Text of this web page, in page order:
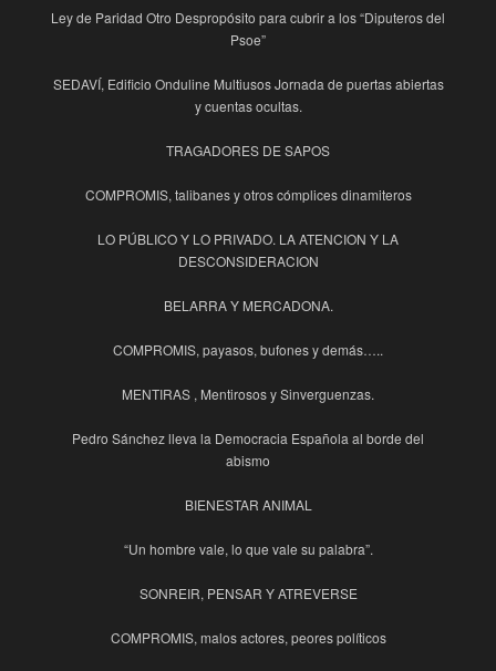
Ley de Paridad Otro Despropósito para cubrir a los “Diputeros del
Psoe”
SEDAVÍ, Edificio Onduline Multiusos Jornada de puertas abiertas
y cuentas ocultas.
TRAGADORES DE SAPOS
COMPROMIS, talibanes y otros cómplices dinamiteros
LO PÚBLICO Y LO PRIVADO. LA ATENCION Y LA
DESCONSIDERACION
BELARRA Y MERCADONA.
COMPROMIS, payasos, bufones y demás…..
MENTIRAS , Mentirosos y Sinverguenzas.
Pedro Sánchez lleva la Democracia Española al borde del
abismo
BIENESTAR ANIMAL
“Un hombre vale, lo que vale su palabra”.
SONREIR, PENSAR Y ATREVERSE
COMPROMIS, malos actores, peores políticos